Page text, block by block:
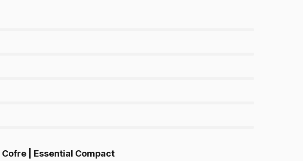
Cofre | Essential Compact